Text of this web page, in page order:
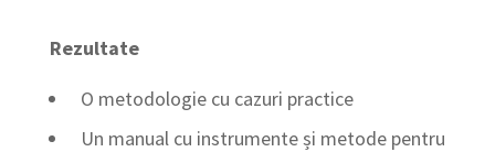
Rezultate
O metodologie cu cazuri practice
Un manual cu instrumente și metode pentru